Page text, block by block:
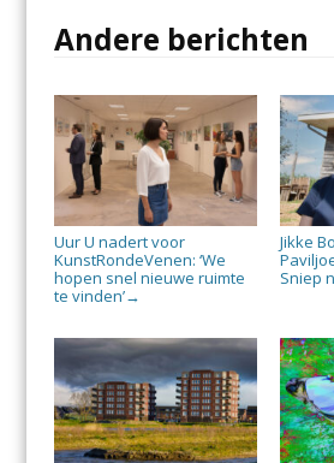
Andere berichten
Uur U nadert voor
KunstRondeVenen: ‘We
hopen snel nieuwe ruimte
te vinden’→
Jikke
Sniep